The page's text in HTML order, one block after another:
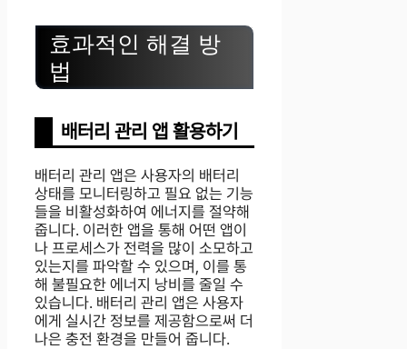
효과적인 해결 방
법
배터리 관리 앱 활용하기
배터리 관리 앱은 사용자의 배터리
상태를 모니터링하고 필요 없는 기능
들을 비활성화하여 에너지를 절약해
줍니다. 이러한 앱을 통해 어떤 앱이
나 프로세스가 전력을 많이 소모하고
있는지를 파악할 수 있으며, 이를 통
해 불필요한 에너지 낭비를 줄일 수
있습니다. 배터리 관리 앱은 사용자
에게 실시간 정보를 제공함으로써 더
나은 충전 환경을 만들어 줍니다.